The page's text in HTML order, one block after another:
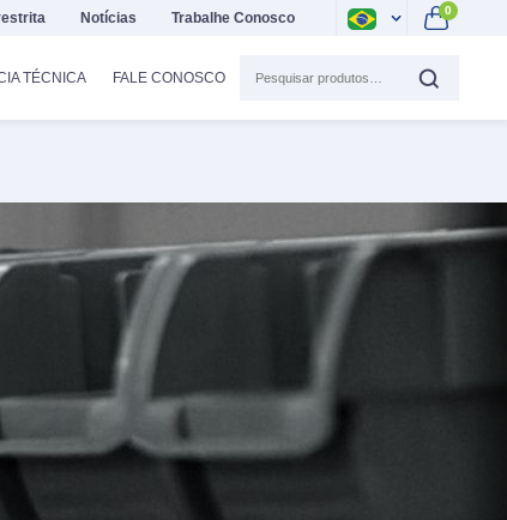
Notícias Trabalhe Conosco 0
TÉCNICA FALE CONOSCO